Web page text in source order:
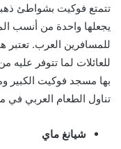
تتمتع فوكيت بشواطئ
يجعلها واحدة من أنسب
للمسافرين العرب. تعتبر
للعائلات لما تتوفر
بها مسجد فوكيت الكبير
تناول الطعام العربي
شيانغ ماي